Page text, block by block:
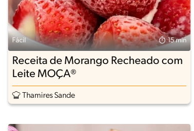
Fácil 15 min
Receita de Morango Recheado com
Leite MOÇA®
Thamires Sande